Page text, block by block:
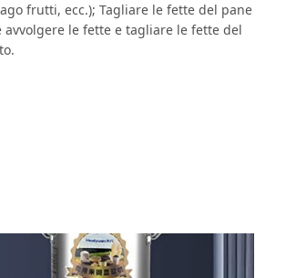
frutti, ecc.); Tagliare le fette del pane
avvolgere le fette e tagliare le fette del